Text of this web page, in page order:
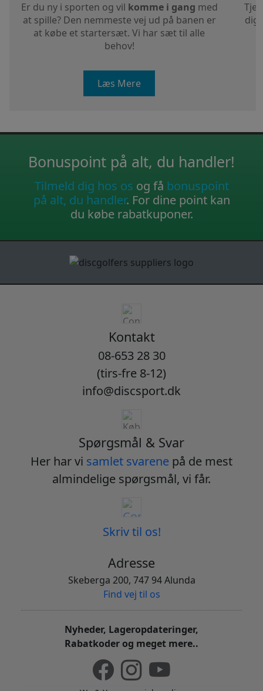
Er du ny i sporten og vil komme i gang med
at spille? Den nemmeste vej ud på banen er
at købe et startersæt. Vi har sæt til alle
behov!
Læs Mere
dig
Bonuspoint på alt, du handler!
Tilmeld dig hos os og få bonuspoint
på alt, du handler. For dine point kan
du købe rabatkuponer.
Kontakt
08-653 28 30
(tirs-fre 8-12)
info@discsport.dk
Spørgsmål & Svar
Her har vi samlet svarene på de mest
almindelige spørgsmål, vi får.
Skriv til os!
Adresse
Skeberga 200, 747 94 Alunda
Find vej til os
Nyheder, Lageropdateringer,
Rabatkoder og meget mere..